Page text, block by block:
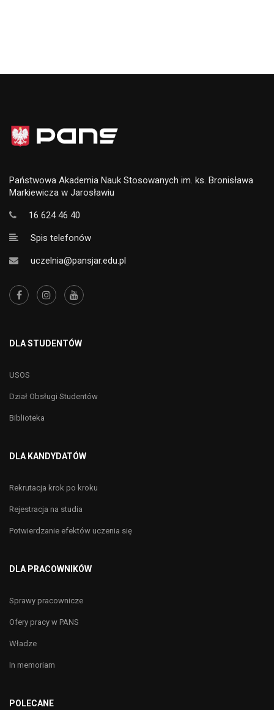
Państwowa Akademia Nauk Stosowanych im. ks. Bronisława
Markiewicza w Jarosławiu
16 624 46 40
Spis telefonów
uczelnia@pansjar.edu.pl
DLA STUDENTÓW
USOS
Dział Obsługi Studentów
Biblioteka
DLA KANDYDATÓW
Rekrutacja krok po kroku
Rejestracja na studia
Potwierdzanie efektów uczenia się
DLA PRACOWNIKÓW
Sprawy pracownicze
Ofery pracy w PANS
Władze
In memoriam
POLECANE